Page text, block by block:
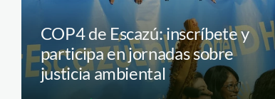
COP4 de Escazú: inscríbete y
participa en jornadas sobre
justicia ambiental